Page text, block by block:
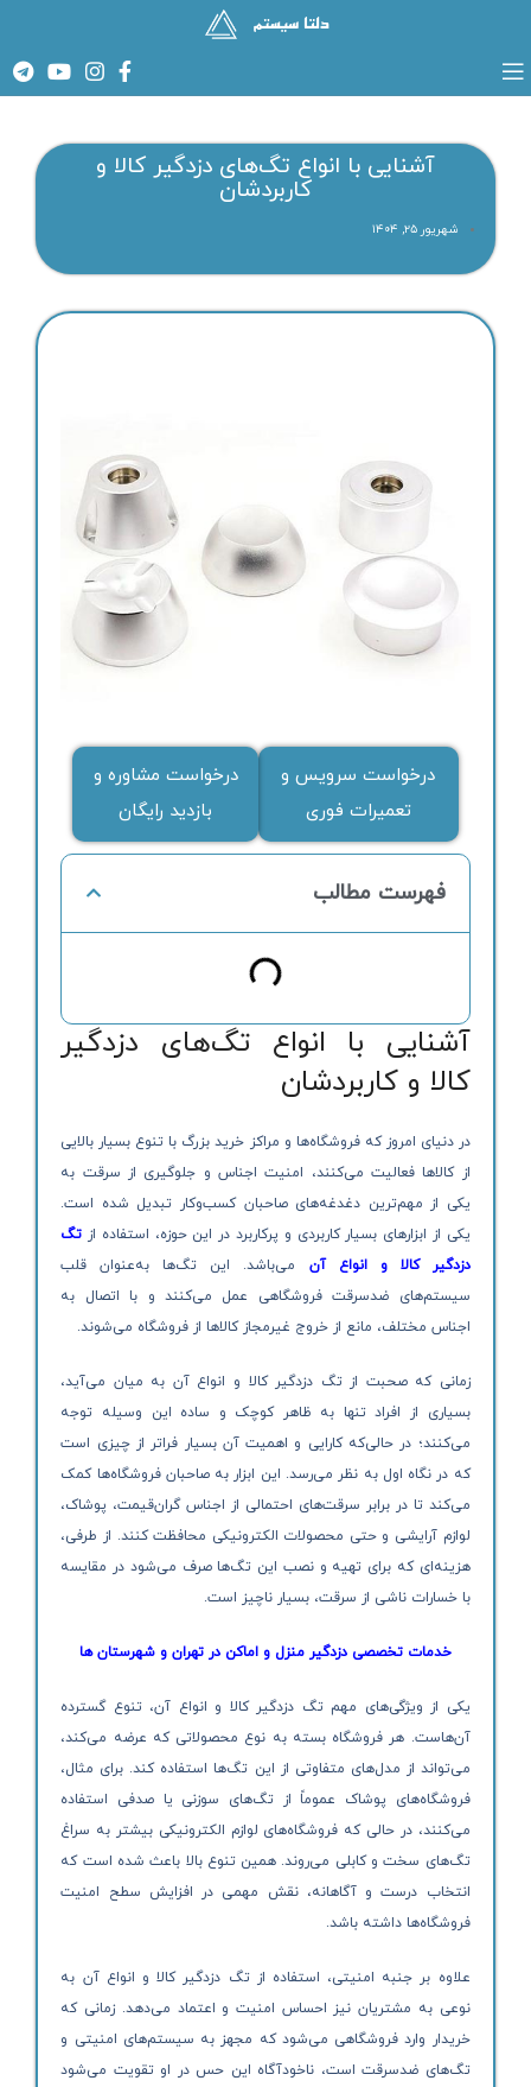
آشنایی با انواع تگ‌های دزدگیر کالا و
کاربردشان
شهریور ۲۵, ۱۴۰۴
درخواست سرویس و
تعمیرات فوری
درخواست مشاوره و
بازدید رایگان
فهرست مطالب
آشنایی با انواع تگ‌های دزدگیر
کالا و کاربردشان
در دنیای امروز که فروشگاه‌ها و مراکز خرید بزرگ با تنوع بسیار بالایی
از کالاها فعالیت می‌کنند، امنیت اجناس و جلوگیری از سرقت به
یکی از مهم‌ترین دغدغه‌های صاحبان کسب‌وکار تبدیل شده است.
یکی از ابزارهای بسیار کاربردی و پرکاربرد در این حوزه، استفاده از تگ
دزدگیر کالا و انواع آن می‌باشد. این تگ‌ها به‌عنوان قلب
سیستم‌های ضدسرقت فروشگاهی عمل می‌کنند و با اتصال به
اجناس مختلف، مانع از خروج غیرمجاز کالاها از فروشگاه می‌شوند.
زمانی که صحبت از تگ دزدگیر کالا و انواع آن به میان می‌آید،
بسیاری از افراد تنها به ظاهر کوچک و ساده این وسیله توجه
می‌کنند؛ در حالی‌که کارایی و اهمیت آن بسیار فراتر از چیزی است
که در نگاه اول به نظر می‌رسد. این ابزار به صاحبان فروشگاه‌ها کمک
می‌کند تا در برابر سرقت‌های احتمالی از اجناس گران‌قیمت، پوشاک،
لوازم آرایشی و حتی محصولات الکترونیکی محافظت کنند. از طرفی،
هزینه‌ای که برای تهیه و نصب این تگ‌ها صرف می‌شود در مقایسه
با خسارات ناشی از سرقت، بسیار ناچیز است.
خدمات تخصصی دزدگیر منزل و اماکن در تهران و شهرستان ها
یکی از ویژگی‌های مهم تگ دزدگیر کالا و انواع آن، تنوع گسترده
آن‌هاست. هر فروشگاه بسته به نوع محصولاتی که عرضه می‌کند،
می‌تواند از مدل‌های متفاوتی از این تگ‌ها استفاده کند. برای مثال،
فروشگاه‌های پوشاک عموماً از تگ‌های سوزنی یا صدفی استفاده
می‌کنند، در حالی که فروشگاه‌های لوازم الکترونیکی بیشتر به سراغ
تگ‌های سخت و کابلی می‌روند. همین تنوع بالا باعث شده است که
انتخاب درست و آگاهانه، نقش مهمی در افزایش سطح امنیت
فروشگاه‌ها داشته باشد.
علاوه بر جنبه امنیتی، استفاده از تگ دزدگیر کالا و انواع آن به
نوعی به مشتریان نیز احساس امنیت و اعتماد می‌دهد. زمانی که
خریدار وارد فروشگاهی می‌شود که مجهز به سیستم‌های امنیتی و
تگ‌های ضدسرقت است، ناخودآگاه این حس در او تقویت می‌شود